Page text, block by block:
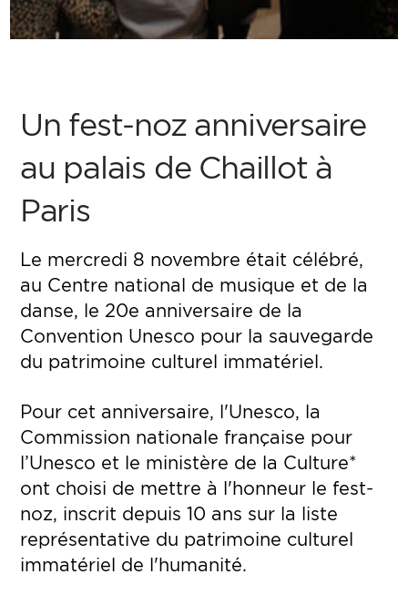
Un fest-noz anniversaire
au palais de Chaillot à
Paris
Le mercredi 8 novembre était célébré,
au Centre national de musique et de la
danse, le 20e anniversaire de la
Convention Unesco pour la sauvegarde
du patrimoine culturel immatériel.
Pour cet anniversaire, l'Unesco, la
Commission nationale française pour
l’Unesco et le ministère de la Culture*
ont choisi de mettre à l'honneur le fest-
noz, inscrit depuis 10 ans sur la liste
représentative du patrimoine culturel
immatériel de l'humanité.